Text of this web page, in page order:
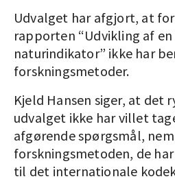
Udvalget har afgjort, at
rapporten “Udvikling af en
naturindikator” ikke har
forskningsmetoder.
Kjeld Hansen siger, at det
udvalget ikke har villet
afgørende spørgsmål,
forskningsmetoden, de
til det internationale